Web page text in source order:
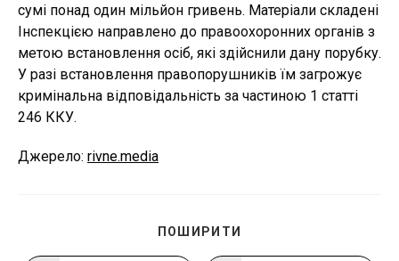
сумі понад один мільйон гривень. Матеріали складені
Інспекцією направлено до правоохоронних органів з
метою встановлення осіб, які здійснили дану порубку.
У разі встановлення правопорушників їм загрожує
кримінальна відповідальність за частиною 1 статті
246 ККУ.
Джерело: rivne.media
ПОШИРИТИ